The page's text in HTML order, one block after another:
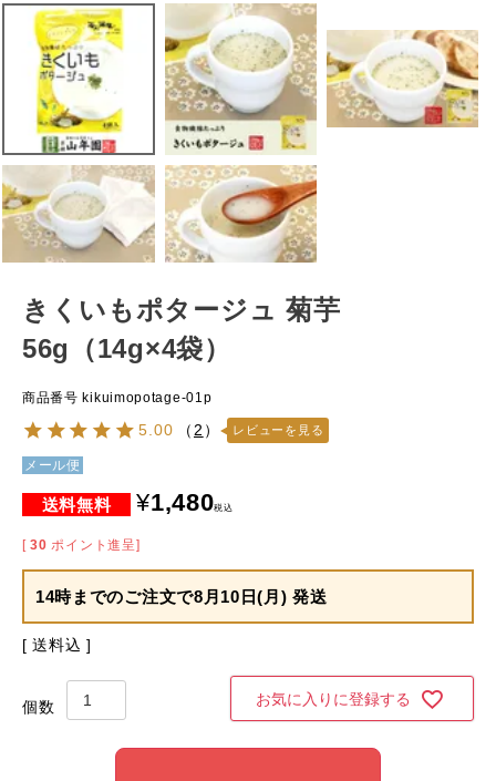
きくいもポタージュ 菊芋
56g（14g×4袋）
商品番号 kikuimopotage-01p
5.00 （2 ） レビューを見る
メール便
¥1,480税込
[ 30 ポイント進呈]
14時までのご注文で8月10日(月) 発送
送料込
お気に入りに登録する